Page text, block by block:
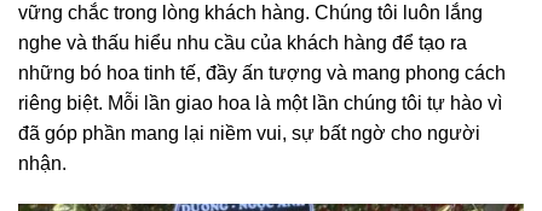
vững chắc trong lòng khách hàng. Chúng tôi luôn lắng
nghe và thấu hiểu nhu cầu của khách hàng để tạo ra
những bó hoa tinh tế, đầy ấn tượng và mang phong cách
riêng biệt. Mỗi lần giao hoa là một lần chúng tôi tự hào vì
đã góp phần mang lại niềm vui, sự bất ngờ cho người
nhận.